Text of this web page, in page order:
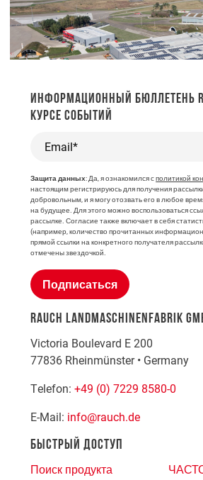
ИНФОРМАЦИОННЫЙ БЮЛЛЕТЕНЬ
КУРСЕ СОБЫТИЙ
Email*
Защита данных: Да, я ознакомился сполитикой
настоящим регистрируюсь для получения
добровольным, и я могу отозвать его в любое
на будущее. Для этого можно воспользоваться
рассылке. Согласие также включает в себя
(например, количество прочитанных
прямой ссылки на конкретного получателя
отмечены звездочкой.
Подписаться
RAUCH LANDMASCHINENFABRIK
Victoria Boulevard E 200
77836 Rheinmünster• Germany
Telefon:+49 (0) 7229 8580-0
E-Mail: info@rauch.de
БЫСТРЫЙ ДОСТУП
Поиск продукта